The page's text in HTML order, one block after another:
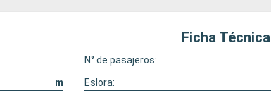
Ficha Técnica
N° de pasajeros:
m Eslora: